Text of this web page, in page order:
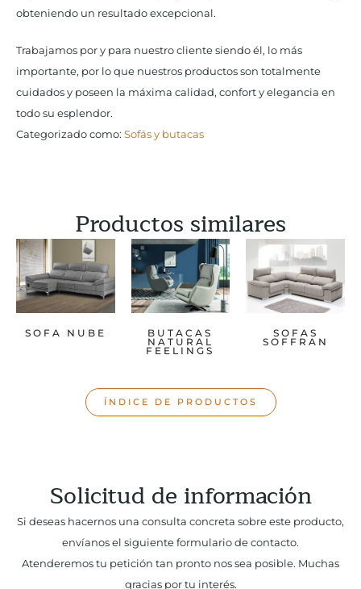
obteniendo un resultado excepcional.
Trabajamos por y para nuestro cliente siendo él, lo más
importante, por lo que nuestros productos son totalmente
cuidados y poseen la máxima calidad, confort y elegancia en
todo su esplendor.
Categorizado como: Sofás y butacas
Productos similares
SOFA NUBE BUTACAS
NATURAL
FEELINGS
SOFAS
SOFFRAN
ÍNDICE DE PRODUCTOS
Solicitud de información
Si deseas hacernos una consulta concreta sobre este producto,
envíanos el siguiente formulario de contacto.
Atenderemos tu petición tan pronto nos sea posible. Muchas
gracias por tu interés.